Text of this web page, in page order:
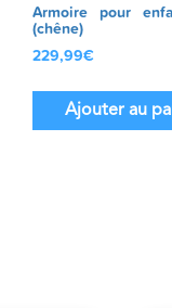
Armoire pour
(chêne)
229,99€
Ajouter au